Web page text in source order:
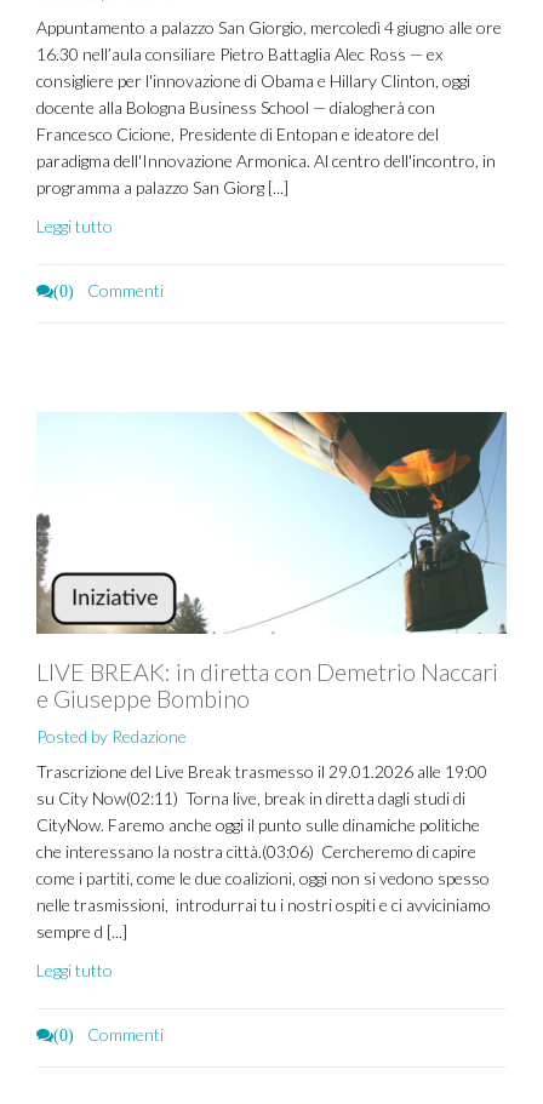
Appuntamento a palazzo San Giorgio, mercoledì 4 giugno alle ore
16.30 nell’aula consiliare Pietro Battaglia Alec Ross — ex
consigliere per l'innovazione di Obama e Hillary Clinton, oggi
docente alla Bologna Business School — dialogherà con
Francesco Cicione, Presidente di Entopan e ideatore del
paradigma dell'Innovazione Armonica. Al centro dell'incontro, in
programma a palazzo San Giorg [...]
Leggi tutto
(0) Commenti
LIVE BREAK: in diretta con Demetrio Naccari
e Giuseppe Bombino
Posted by Redazione
Trascrizione del Live Break trasmesso il 29.01.2026 alle 19:00
su City Now(02:11) Torna live, break in diretta dagli studi di
CityNow. Faremo anche oggi il punto sulle dinamiche politiche
che interessano la nostra città.(03:06) Cercheremo di capire
come i partiti, come le due coalizioni, oggi non si vedono spesso
nelle trasmissioni, introdurrai tu i nostri ospiti e ci avviciniamo
sempre d [...]
Leggi tutto
(0) Commenti